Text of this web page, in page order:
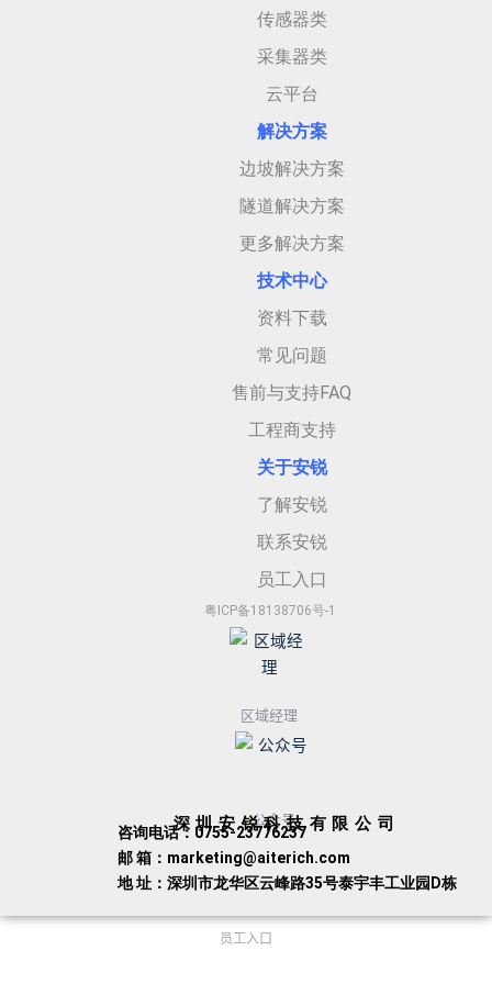
传感器类
采集器类
云平台
解决方案
边坡解决方案
隧道解决方案
更多解决方案
技术中心
资料下载
常见问题
售前与支持FAQ
工程商支持
关于安锐
了解安锐
联系安锐
员工入口
粤ICP备18138706号-1
区域经理
公众号
深圳安锐科技有限公司
咨询电话：0755-23776237
邮 箱：marketing@aiterich.com
地 址：深圳市龙华区云峰路35号泰宇丰工业园D栋
员工入口